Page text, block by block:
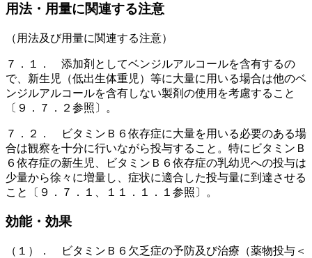
用法・用量に関連する注意
（用法及び用量に関連する注意）
７．１． 添加剤としてベンジルアルコールを含有するの
で、新生児（低出生体重児）等に大量に用いる場合は他のベ
ンジルアルコールを含有しない製剤の使用を考慮すること
〔９．７．２参照〕。
７．２． ビタミンＢ６依存症に大量を用いる必要のある場
合は観察を十分に行いながら投与すること。特にビタミンＢ
６依存症の新生児、ビタミンＢ６依存症の乳幼児への投与は
少量から徐々に増量し、症状に適合した投与量に到達させる
こと〔９．７．１、１１．１．１参照〕。
効能・効果
（１）． ビタミンＢ６欠乏症の予防及び治療（薬物投与＜